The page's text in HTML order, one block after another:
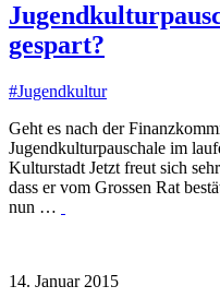
gespart?
#Jugendkultur
Geht es nach der
Jugendkulturpauschale im
Kulturstadt Jetzt freut sich
dass er vom Grossen Rat
nun …
14. Januar 2015